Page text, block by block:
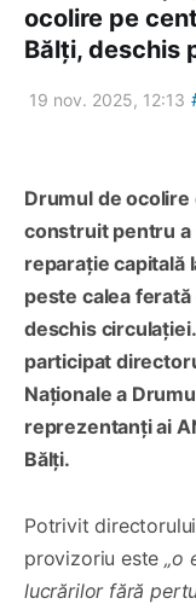
ocolire pe
Bălți, deschis
19 nov. 2025, 12:13
Drumul de ocolire
construit pentru
reparație capitală
peste calea
deschis
participat
Naționale a
reprezentanți ai
Bălți.
Potrivit
provizoriu este„o
lucrărilor fără